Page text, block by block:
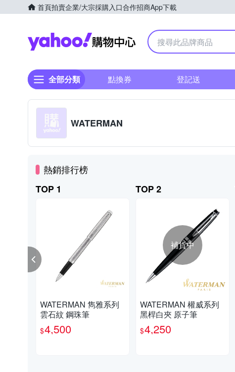
首頁拍賣企業/大宗採購入口合作招商App下載
Yahoo購物中心
全部分類 點換券 登記送
WATERMAN
熱銷排行榜
TOP 1
WATERMAN 雋雅系列
雲石紋 鋼珠筆
$4,500
TOP 2
補貨中
WATERMAN 權威系列
黑桿白夾 原子筆
$4,250